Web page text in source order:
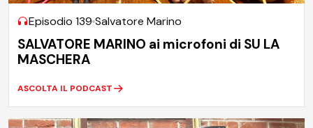
Episodio 139 Salvatore Marino
SALVATORE MARINO ai microfoni di SU LA
MASCHERA
ASCOLTA IL PODCAST